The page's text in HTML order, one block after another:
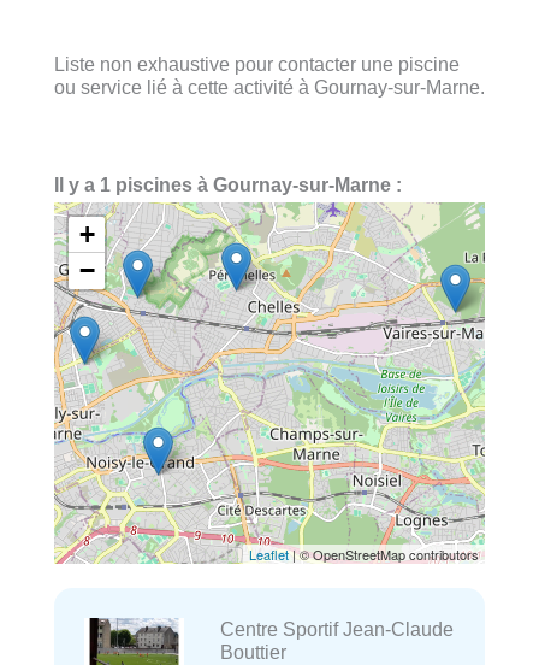
Liste non exhaustive pour contacter une piscine
ou service lié à cette activité à Gournay-sur-Marne.
Il y a 1 piscines à Gournay-sur-Marne :
+
−
Leaflet| © OpenStreetMap contributors
Centre Sportif Jean-Claude
Bouttier